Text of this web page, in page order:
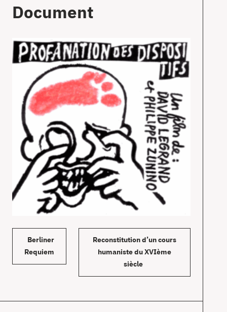
Document
Berliner
Requiem
Reconstitution d’un cours
humaniste du XVIème
siècle